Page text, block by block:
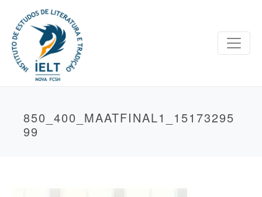
850_400_MAATFINAL1_15173295
99